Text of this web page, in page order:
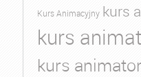
Kurs Animacyjny kurs
kurs
kurs